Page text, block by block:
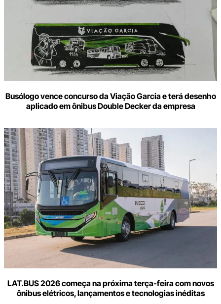
Busólogo vence concurso da Viação Garcia e terá desenho
aplicado em ônibus Double Decker da empresa
LAT.BUS 2026 começa na próxima terça-feira com novos
ônibus elétricos, lançamentos e tecnologias inéditas